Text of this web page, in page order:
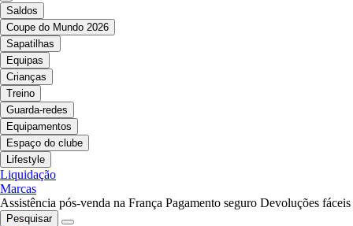
Saldos
Coupe do Mundo 2026
Sapatilhas
Equipas
Crianças
Treino
Guarda-redes
Equipamentos
Espaço do clube
Lifestyle
Liquidação
Marcas
Assistência pós-venda na França Pagamento seguro Devoluções fáceis
Pesquisar